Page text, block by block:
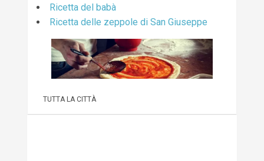
Ricetta del babà
Ricetta delle zeppole di San Giuseppe
TUTTA LA CITTÀ